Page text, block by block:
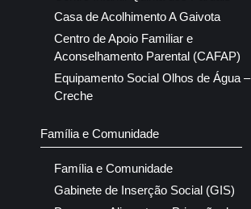
Casa de Acolhimento A Gaivota
Centro de Apoio Familiar e
Aconselhamento Parental (CAFAP)
Equipamento Social Olhos de Água –
Creche
Família e Comunidade
Família e Comunidade
Gabinete de Inserção Social (GIS)